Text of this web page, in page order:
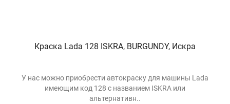
Краска Lada 128 ISKRA, BURGUNDY, Искра
У нас можно приобрести автокраску для машины Lada
имеющим код 128 с названием ISKRA или
альтернативн..